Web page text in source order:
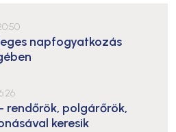
napfogyatkozás
rendőrök, polgárőrök,
keresik